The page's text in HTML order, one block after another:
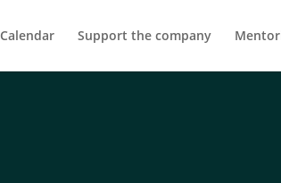
Calendar Support the company